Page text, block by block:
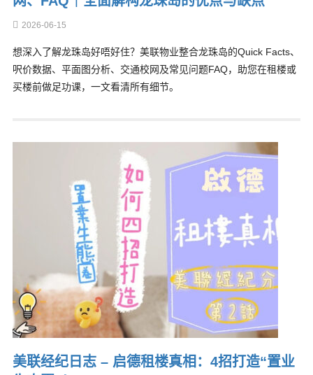
2026-06-15
想深入了解龙珠岛好唔好住？美联物业整合龙珠岛的Quick Facts、
呎价数据、平面图分析、交通校网及常见问题FAQ，助您在租楼或
买楼前做足功课，一文看清所有细节。
美联经纪日志 – 启德租楼真相：4招打造“置业